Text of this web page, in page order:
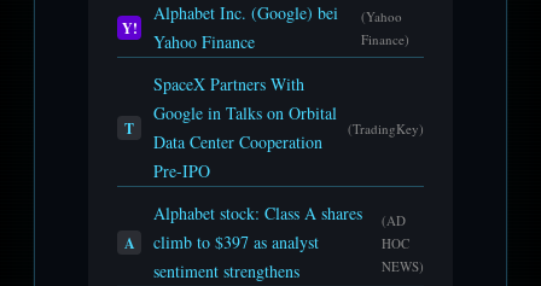
Y!
Alphabet Inc. (Google) bei
Yahoo Finance
(Yahoo
Finance)
T
SpaceX Partners With
Google in Talks on Orbital
Data Center Cooperation
Pre-IPO
(TradingKey)
A
Alphabet stock: Class A shares
climb to $397 as analyst
sentiment strengthens
(AD
HOC
NEWS)